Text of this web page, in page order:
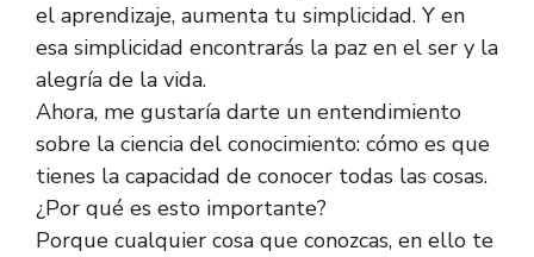
el aprendizaje, aumenta tu simplicidad. Y en
esa simplicidad encontrarás la paz en el ser y la
alegría de la vida.
Ahora, me gustaría darte un entendimiento
sobre la ciencia del conocimiento: cómo es que
tienes la capacidad de conocer todas las cosas.
¿Por qué es esto importante?
Porque cualquier cosa que conozcas, en ello te